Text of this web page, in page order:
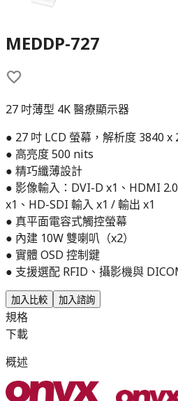
MEDDP-727
27 吋薄型 4K 醫療顯示器
● 27 吋 LCD 螢幕，解析度 3840 x
● 高亮度 500 nits
● 精巧纖薄設計
● 影像輸入：DVI-D x1、HDMI
x1、HD-SDI 輸入 x1 / 輸出 x1
● 真平面電容式觸控螢幕
● 內建 10W 雙喇叭（x2）
● 實體 OSD 控制鍵
● 支援選配 RFID、攝影機與
加入比較 加入諮詢
規格
下載
概述